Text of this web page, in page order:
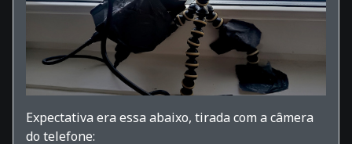
Expectativa era essa abaixo, tirada com a câmera
do telefone: